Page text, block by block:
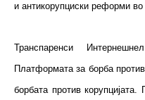
и антикорупциски реформи
Транспаренси
Платформата за борба
борбата против корупцијата.